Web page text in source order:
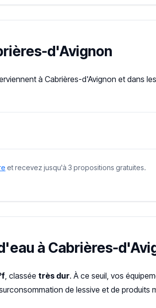
d'Avignon
à Cabrières-d'Avignon et dans
et recevez jusqu'à 3 propositions gratuites.
à Cabrières-
, classée très dur. À ce seuil, vos
de lessive et de produits